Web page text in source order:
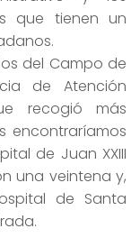
que tienen un
del Campo de
de Atención
recogió más
encontraríamos
de Juan XXIII
una veintena y,
de Santa